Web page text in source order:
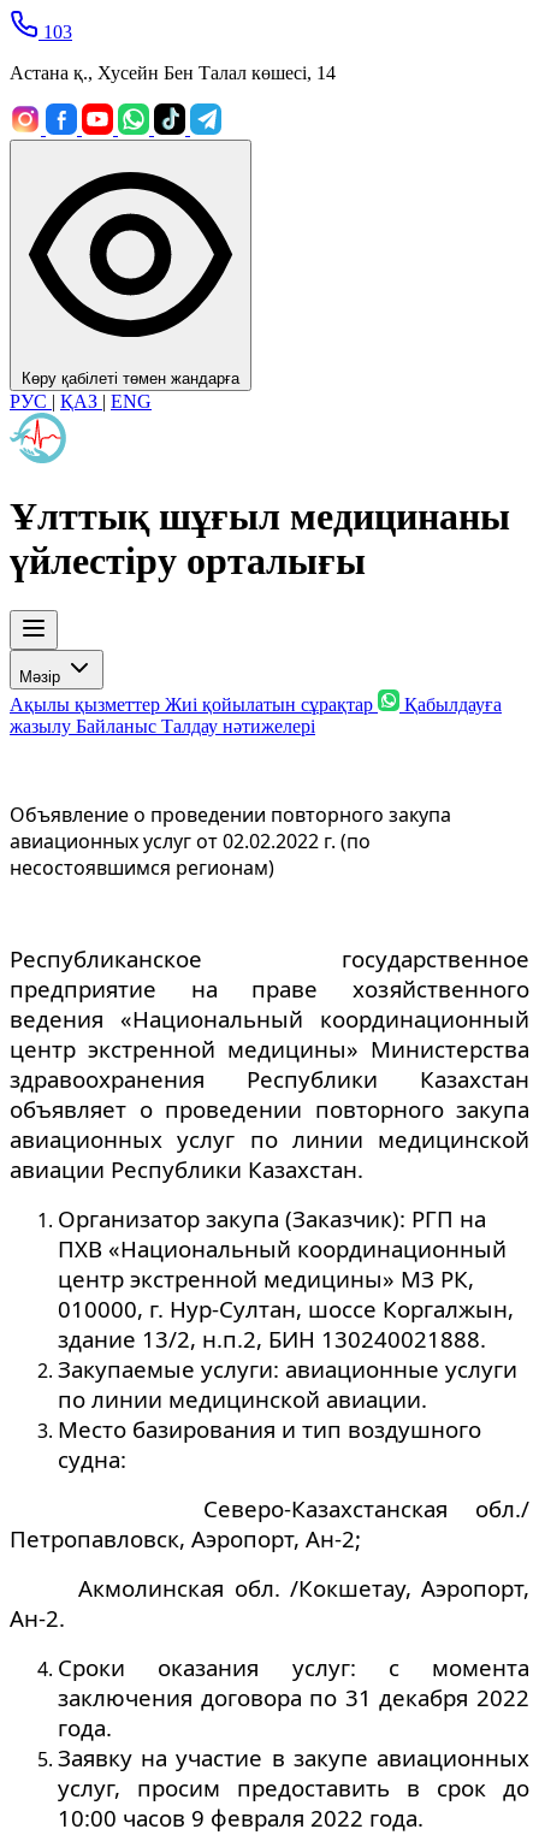
103
Астана қ., Хусейн Бен Талал көшесі, 14
Көру қабілеті төмен жандарға
РУС | ҚАЗ | ENG
Ұлттық шұғыл медицинаны
үйлестіру орталығы
Мәзір
Ақылы қызметтер Жиі қойылатын сұрақтар
Қабылдауға
жазылу Байланыс Талдау нәтижелері
Объявление о проведении повторного закупа
авиационных услуг от 02.02.2022 г. (по
несостоявшимся регионам)
Республиканское государственное
предприятие на праве хозяйственного
ведения «Национальный координационный
центр экстренной медицины» Министерства
здравоохранения Республики Казахстан
объявляет о проведении повторного закупа
авиационных услуг по линии медицинской
авиации Республики Казахстан.
Организатор закупа (Заказчик): РГП на
ПХВ «Национальный координационный
центр экстренной медицины» МЗ РК,
010000, г. Нур-Султан, шоссе Коргалжын,
здание 13/2, н.п.2, БИН 130240021888.
Закупаемые услуги: авиационные услуги
по линии медицинской авиации.
Место базирования и тип воздушного
судна:
Северо-Казахстанская обл./
Петропавловск, Аэропорт, Ан-2;
Акмолинская обл. /Кокшетау, Аэропорт,
Ан-2.
Сроки оказания услуг: с момента
заключения договора по 31 декабря 2022
года.
Заявку на участие в закупе авиационных
услуг, просим предоставить в срок до
10:00 часов 9 февраля 2022 года.